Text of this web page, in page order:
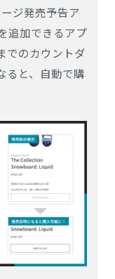
ジ発売予告ア
追加できるアプ
でのカウントダ
ると、自動で購